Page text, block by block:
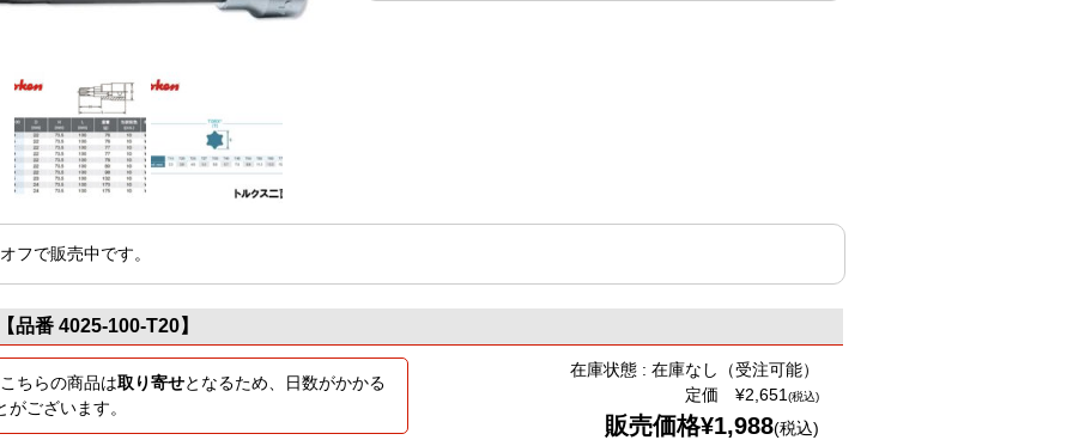
フで販売中です。
品番 4025-100-T20】
こちらの商品は取り寄せとなるため、日数がかかる
がございます。
在庫状態 : 在庫なし（受注可能）
定価 ¥2,651 (税込)
販売価格¥1,988(税込)